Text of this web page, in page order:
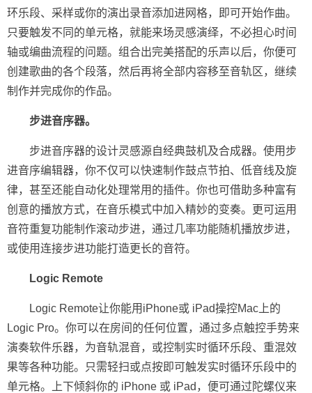
环乐段、采样或你的演出录音添加进网格，即可开始作曲。
只要触发不同的单元格，就能来场灵感演绎，不必担心时间
轴或编曲流程的问题。组合出完美搭配的乐声以后，你便可
创建歌曲的各个段落，然后再将全部内容移至音轨区，继续
制作并完成你的作品。
步进音序器。
步进音序器的设计灵感源自经典鼓机及合成器。使用步
进音序编辑器，你不仅可以快速制作鼓点节拍、低音线及旋
律，甚至还能自动化处理常用的插件。你也可借助多种富有
创意的播放方式，在音乐模式中加入精妙的变奏。更可运用
音符重复功能制作滚动步进，通过几率功能随机播放步进，
或使用连接步进功能打造更长的音符。
Logic Remote
Logic Remote让你能用iPhone或 iPad操控Mac上的
Logic Pro。你可以在房间的任何位置，通过多点触控手势来
演奏软件乐器，为音轨混音，或控制实时循环乐段、重混效
果等各种功能。只需轻扫或点按即可触发实时循环乐段中的
单元格。上下倾斜你的 iPhone 或 iPad，便可通过陀螺仪来